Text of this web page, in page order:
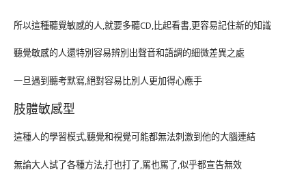
所以這種聽覺敏感的人,就要多聽CD,比起看書,更容易記住新的知識
聽覺敏感的人還特別容易辨別出聲音和語調的細微差異之處
一旦遇到聽考默寫,絕對容易比別人更加得心應手
肢體敏感型
這種人的學習模式,聽覺和視覺可能都無法刺激到他的大腦連結
無論大人試了各種方法,打也打了,罵也罵了,似乎都宣告無效